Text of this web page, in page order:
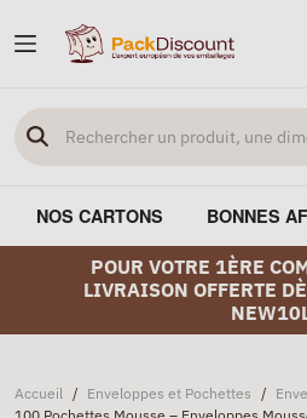
NOS CARTONS BONNES
POUR VOTRE 1ÈRE
LIVRAISON OFFERTE
Accueil / Enveloppes et Pochettes /